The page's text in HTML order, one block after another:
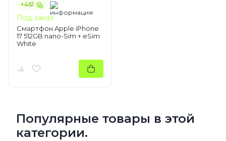
+461
Под заказ
Смартфон Apple iPhone
17 512GB nano-Sim + eSim
White
Популярные товары в этой
категории.